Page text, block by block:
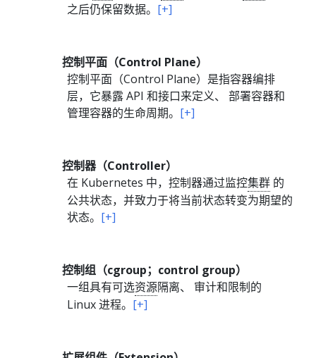
之后仍保留数据。 [+]
控制平面（Control Plane）
控制平面（Control Plane）是指容器编排
层，它暴露 API 和接口来定义、 部署容器和
管理容器的生命周期。 [+]
控制器（Controller）
在 Kubernetes 中，控制器通过监控集群 的
公共状态，并致力于将当前状态转变为期望的
状态。 [+]
控制组（cgroup；control group）
一组具有可选资源隔离、 审计和限制的
Linux 进程。 [+]